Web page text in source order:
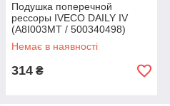
Подушка поперечной
рессоры IVECO DAILY IV
(A8I003MT / 500340498)
Magnum Technology
Немає в наявності
314 ₴